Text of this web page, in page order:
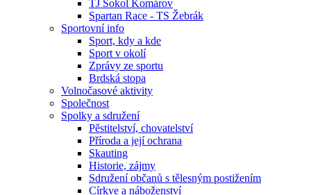
TJ Sokol Komárov
Spartan Race - TS Žebrák
Sportovní info
Sport, kdy a kde
Sport v okolí
Zprávy ze sportu
Brdská stopa
Volnočasové aktivity
Společnost
Spolky a sdružení
Pěstitelství, chovatelství
Příroda a její ochrana
Skauting
Historie, zájmy
Sdružení občanů s tělesným postižením
Církve a náboženství